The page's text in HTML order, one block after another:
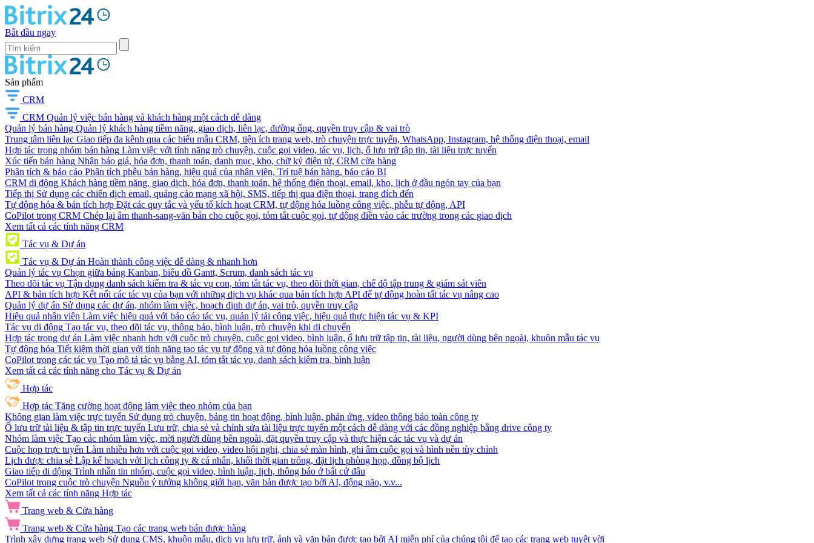
Bắt đầu ngay
Sản phẩm
CRM
CRM Quản lý việc bán hàng và khách hàng một cách dễ dàng
Quản lý bán hàng Quản lý khách hàng tiềm năng, giao dịch, liên lạc, đường ống, quyền truy cập & vai trò
Trung tâm liên lạc Giao tiếp đa kênh qua các biểu mẫu CRM, tiện ích trang web, trò chuyện trực tuyến, WhatsApp, Instagram, hệ thống điện thoại, email
Hợp tác trong nhóm bán hàng Làm việc với tính năng trò chuyện, cuộc gọi video, tác vụ, lịch, ổ lưu trữ tập tin, tài liệu trực tuyến
Xúc tiến bán hàng Nhận báo giá, hóa đơn, thanh toán, danh mục, kho, chữ ký điện tử, CRM cửa hàng
Phân tích & báo cáo Phân tích phễu bán hàng, hiệu quả của nhân viên, Trí tuệ bán hàng, báo cáo BI
CRM di động Khách hàng tiềm năng, giao dịch, hóa đơn, thanh toán, hệ thống điện thoại, email, kho, lịch ở đầu ngón tay của bạn
Tiếp thị Sử dụng các chiến dịch email, quảng cáo mạng xã hội, SMS, tiếp thị qua điện thoại, trang đích đến
Tự động hóa & bản tích hợp Đặt các quy tắc và yếu tố kích hoạt CRM, tự động hóa luồng công việc, phễu tự động, API
CoPilot trong CRM Chép lại âm thanh-sang-văn bản cho cuộc gọi, tóm tắt cuộc gọi, tự động điền vào các trường trong các giao dịch
Xem tất cả các tính năng CRM
Tác vụ & Dự án
Tác vụ & Dự án Hoàn thành công việc dễ dàng & nhanh hơn
Quản lý tác vụ Chọn giữa bảng Kanban, biểu đồ Gantt, Scrum, danh sách tác vụ
Theo dõi tác vụ Tận dụng danh sách kiểm tra & tác vụ con, tóm tắt tác vụ, theo dõi thời gian, chế độ tập trung & giám sát viên
API & bản tích hợp Kết nối các tác vụ của bạn với những dịch vụ khác qua bản tích hợp API để tự động hoàn tất tác vụ nâng cao
Quản lý dự án Sử dụng các dự án, nhóm làm việc, hoạch định dự án, vai trò, quyền truy cập
Hiệu quả nhân viên Làm việc hiệu quả với báo cáo tác vụ, quản lý tải công việc, hiệu quả thực hiện tác vụ & KPI
Tác vụ di động Tạo tác vụ, theo dõi tác vụ, thông báo, bình luận, trò chuyện khi di chuyển
Hợp tác trong dự án Làm việc nhanh hơn với cuộc trò chuyện, cuộc gọi video, bình luận, ổ lưu trữ tập tin, tài liệu, người dùng bên ngoài, khuôn mẫu tác vụ
Tự động hóa Tiết kiệm thời gian với tính năng tạo tác vụ tự động và tự động hóa luồng công việc
CoPilot trong các tác vụ Tạo mô tả tác vụ bằng AI, tóm tắt tác vụ, danh sách kiểm tra, bình luận
Xem tất cả các tính năng cho Tác vụ & Dự án
Hợp tác
Hợp tác Tăng cường hoạt động làm việc theo nhóm của bạn
Không gian làm việc trực tuyến Sử dụng trò chuyện, bảng tin hoạt động, bình luận, phản ứng, video thông báo toàn công ty
Ổ lưu trữ tài liệu & tập tin trực tuyến Lưu trữ, chia sẻ và chỉnh sửa tài liệu trực tuyến một cách dễ dàng với các đồng nghiệp bằng drive công ty
Nhóm làm việc Tạo các nhóm làm việc, mời người dùng bên ngoài, đặt quyền truy cập và thực hiện các tác vụ và dự án
Cuộc họp trực tuyến Làm nhiều hơn với cuộc gọi video, video hội nghị, chia sẻ màn hình, ghi âm cuộc gọi và hình nền tùy chỉnh
Lịch được chia sẻ Lập kế hoạch với lịch công ty & cá nhân, khối thời gian trống, đặt lịch phòng họp, đồng bộ lịch
Giao tiếp di động Trình nhắn tin nhóm, cuộc gọi video, bình luận, lịch, thông báo ở bất cứ đâu
CoPilot trong cuộc trò chuyện Nguồn ý tưởng không giới hạn, văn bản được tạo bởi AI, động não, v.v...
Xem tất cả các tính năng Hợp tác
Trang web & Cửa hàng
Trang web & Cửa hàng Tạo các trang web bán được hàng
Trình xây dựng trang web Sử dụng CMS, khuôn mẫu, dịch vụ lưu trữ, ảnh và văn bản được tạo bởi AI miễn phí của chúng tôi để tạo các trang web tuyệt vời